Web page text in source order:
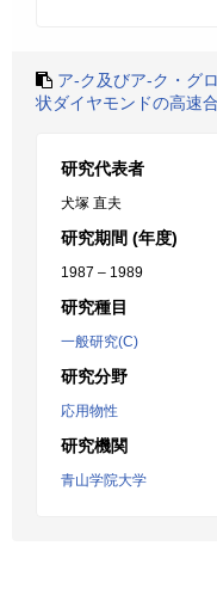
ア-ク及びア-ク・グ
状ダイヤモンドの高速
研究代表者
犬塚 直夫
研究期間 (年度)
1987 – 1989
研究種目
一般研究(C)
研究分野
応用物性
研究機関
青山学院大学